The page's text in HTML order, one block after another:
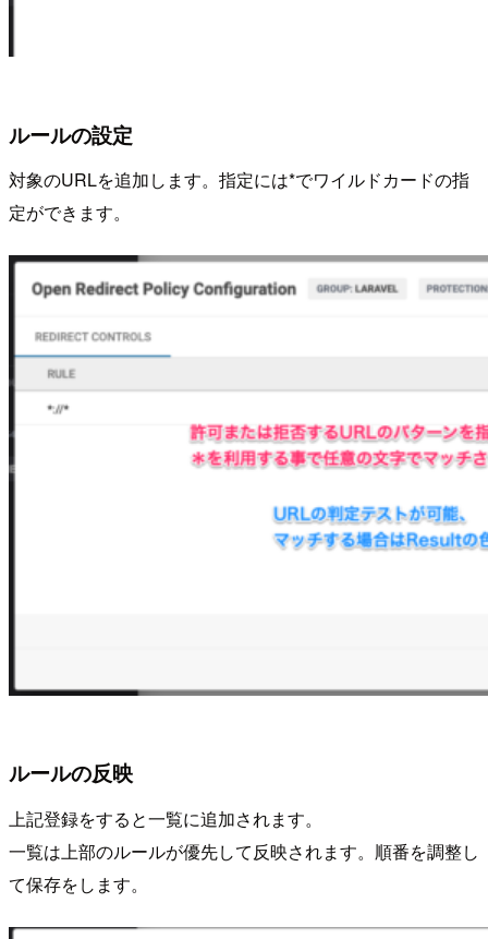
ルールの設定
対象のURLを追加します。指定には*でワイルドカードの指
定ができます。
ルールの反映
上記登録をすると一覧に追加されます。
一覧は上部のルールが優先して反映されます。順番を調整し
て保存をします。